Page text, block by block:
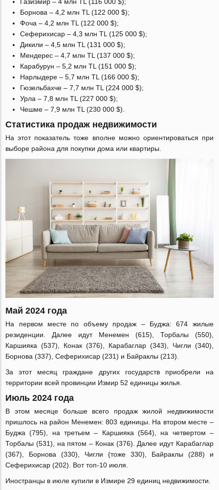
Борнова – 4,2 млн TL (122 000 $);
Фоча – 4,2 млн TL (122 000 $);
Сеферихисар – 4,3 млн TL (125 000 $);
Дикили – 4,5 млн TL (131 000 $);
Мендерес – 4,7 млн TL (137 000 $);
Карабурун – 5,2 млн TL (151 000 $);
Нарлыдере – 5,7 млн TL (166 000 $);
Гюзельбахче – 7,7 млн TL (224 000 $);
Урла – 7,8 млн TL (227 000 $);
Чешме – 7,9 млн TL (230 000 $).
Статистика продаж недвижимости
На этот показатель тоже вполне можно ориентироваться при
выборе района для покупки дома или квартиры.
Май 2024 года
На первом месте по объему продаж – Буджа: 674 жилые
резиденции. Далее идут Менемен (615), Торбалы (550),
Каршияка (537), Конак (376), Карабаглар (343), Чигли (340),
Борнова (337), Сеферихисар (231) и Байраклы (213).
За этот месяц граждане других государств приобрели на
территории всей провинции Измир 52 единицы жилья.
Июль 2024 года
В этом месяце больше всего продаж жилой недвижимости
пришлось на район Менемен: 803 единицы. На втором месте –
Буджа (795), на третьем – Каршияка (564), на четвертом –
Торбалы (531), на пятом – Конак (376). Далее идут Карабаглар
(367), Борнова (330), Чигли (тоже 330), Байраклы (288) и
Сеферихисар (202). Вот топ-10 июля.
Иностранцы в июле купили в Измире 29 единиц недвижимости.